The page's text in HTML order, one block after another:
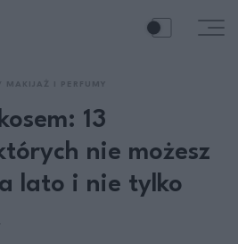
13
nie możesz
lato i nie tylko